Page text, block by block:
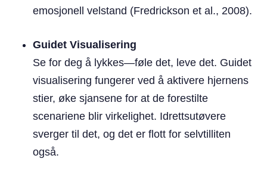
emosjonell velstand (Fredrickson et al., 2008).
Guidet Visualisering
Se for deg å lykkes—føle det, leve det. Guidet
visualisering fungerer ved å aktivere hjernens
stier, øke sjansene for at de forestilte
scenariene blir virkelighet. Idrettsutøvere
sverger til det, og det er flott for selvtilliten
også.